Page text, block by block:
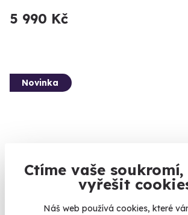
Ctíme vaše
vyřešit
Náš web používá cookies, které
5 990 Kč
Novinka
Kovářský kurz na pevnosti Fort